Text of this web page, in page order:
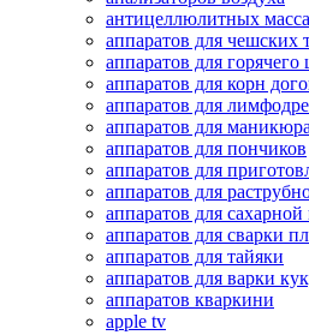
антицеллюлитных
аппаратов для чешских
аппаратов для горячего
аппаратов для корн
аппаратов для
аппаратов для маникюра
аппаратов для пончиков
аппаратов для
аппаратов для
аппаратов для сахарной
аппаратов для сварки
аппаратов для тайяки
аппаратов для варки
аппаратов кваркини
apple tv